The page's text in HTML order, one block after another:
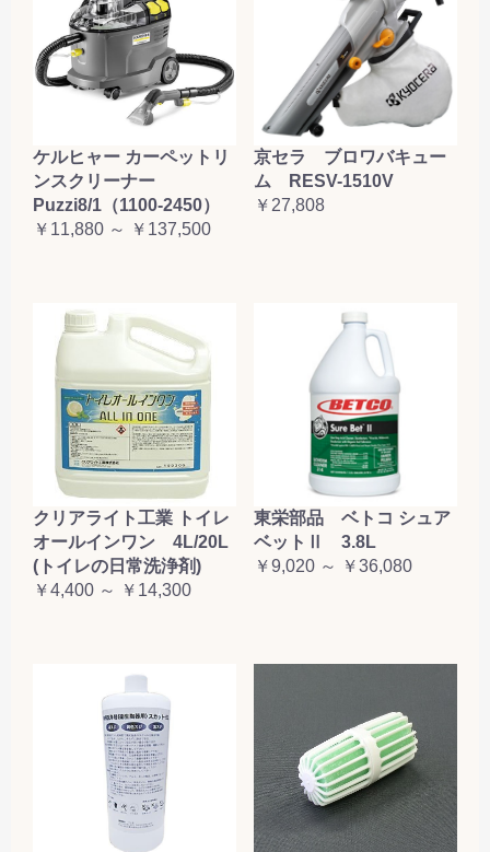
ケルヒャー カーペットリ
ンスクリーナー
Puzzi8/1（1100-2450）
￥11,880 ～ ￥137,500
京セラ ブロワバキュー
ム RESV-1510V
￥27,808
クリアライト工業 トイレ
オールインワン 4L/20L
(トイレの日常洗浄剤)
￥4,400 ～ ￥14,300
東栄部品 ベトコ シュア
ベットⅡ 3.8L
￥9,020 ～ ￥36,080